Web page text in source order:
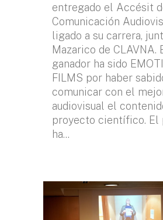
entregado el Accésit
Comunicación
ligado a su carrera,
Mazarico de CLAVNA.
ganador ha sido
FILMS por haber
comunicar con el
audiovisual el
proyecto científico. El
ha...